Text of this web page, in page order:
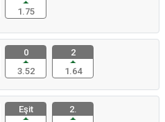
1.75
0
3.52
2
1.64
Eşit
2.